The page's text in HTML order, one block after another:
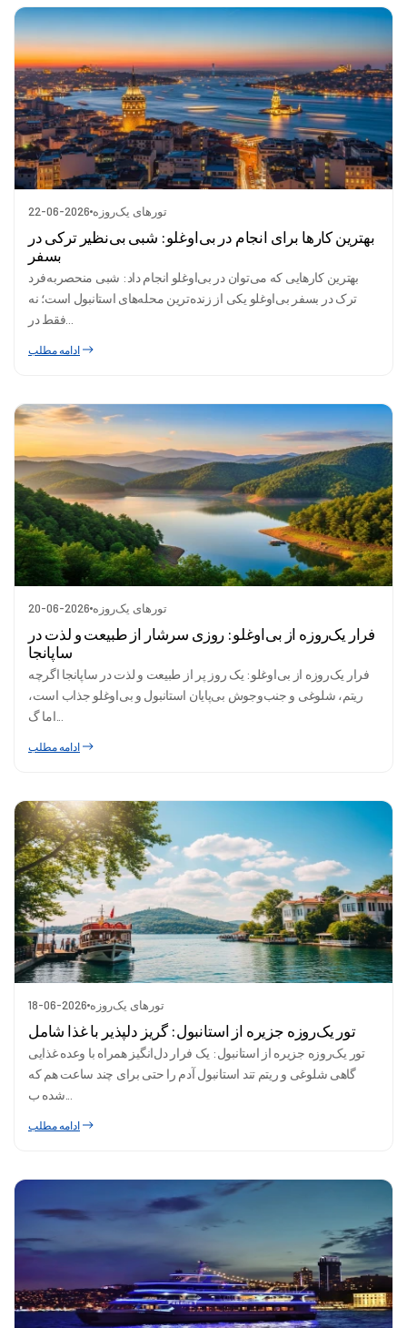
22-06-2026 تورهای یک‌روزه
بهترین کارها برای انجام در بی‌اوغلو: شبی بی‌نظیر ترکی در
بسفر
بهترین کارهایی که می‌توان در بی‌اوغلو انجام داد: شبی منحصربه‌فرد
ترک در بسفر بی‌اوغلو یکی از زنده‌ترین محله‌های استانبول است؛ نه
ادامه مطلب
20-06-2026 تورهای یک‌روزه
فرار یک‌روزه از بی‌اوغلو: روزی سرشار از طبیعت و لذت در
ساپانجا
فرار یک‌روزه از بی‌اوغلو: یک روز پر از طبیعت و لذت در ساپانجا اگرچه
ریتم، شلوغی و جنب‌وجوش بی‌پایان استانبول و بی‌اوغلو جذاب است،
ادامه مطلب
18-06-2026 تورهای یک‌روزه
تور یک‌روزه جزیره از استانبول: گریز دلپذیر با غذا شامل
تور یک‌روزه جزیره از استانبول: یک فرار دل‌انگیز همراه با وعده غذایی
گاهی شلوغی و ریتم تند استانبول آدم را حتی برای چند ساعت هم که
ادامه مطلب